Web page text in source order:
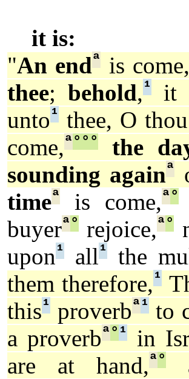
it is:
"An endª is come,
thee;behold,¹
it
unto¹ thee, O
come,ª° ° ° the
sounding againª
timeª is come,ª°
buyerª° rejoice,ª°
upon¹ all¹the
them therefore,¹
this¹ proverbª¹to
a proverbª° ¹ in
are at hand,ª°